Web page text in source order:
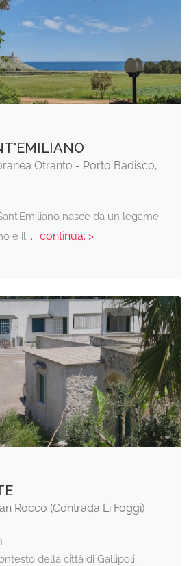
Otranto - Porto Badisco,
nasce da un legame
e il ... continua: >
Rocco (Contrada Li Foggi)
della città di Gallipoli,